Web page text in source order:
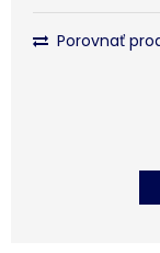
Porovnať